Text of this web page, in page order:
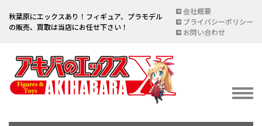
秋葉原にエックスあり！フィギュア、プラモデル
の販売、買取は当店にお任せ下さい！
会社概要
プライバシーポリシー
お問い合わせ